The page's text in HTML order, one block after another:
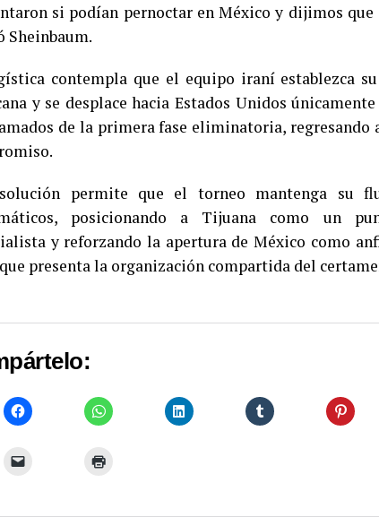
si podían pernoctar en México y dijimos
Sheinbaum.
contempla que el equipo iraní establezca
y se desplace hacia Estados Unidos
de la primera fase eliminatoria, regresando
permite que el torneo mantenga su
posicionando a Tijuana como un
y reforzando la apertura de México como
presenta la organización compartida del